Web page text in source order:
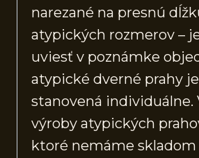
narezané na presnú
atypických rozmerov –
uviesť v poznámke
atypické dverné prahy
stanovená individuálne.
výroby atypických
ktoré nemáme skladom